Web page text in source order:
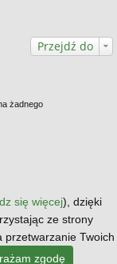
Przejdź do
żadnego
administracyjny
Limited | Style by
się więcej), dzięki
ze strony
przetwarzanie Twoich
zgodę